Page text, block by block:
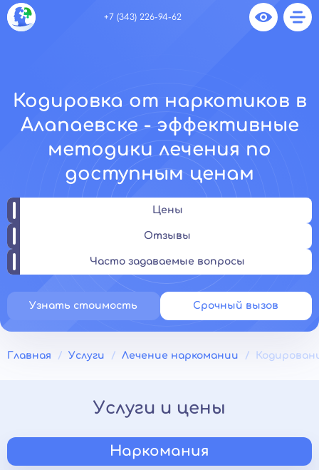
+7 (343) 226-94-62
Кодировка от наркотиков в
Алапаевске - эффективные
методики лечения по
доступным ценам
Цены
Отзывы
Часто задаваемые вопросы
Узнать стоимость Срочный вызов
Главная Услуги Лечение наркомании
Услуги и цены
Наркомания